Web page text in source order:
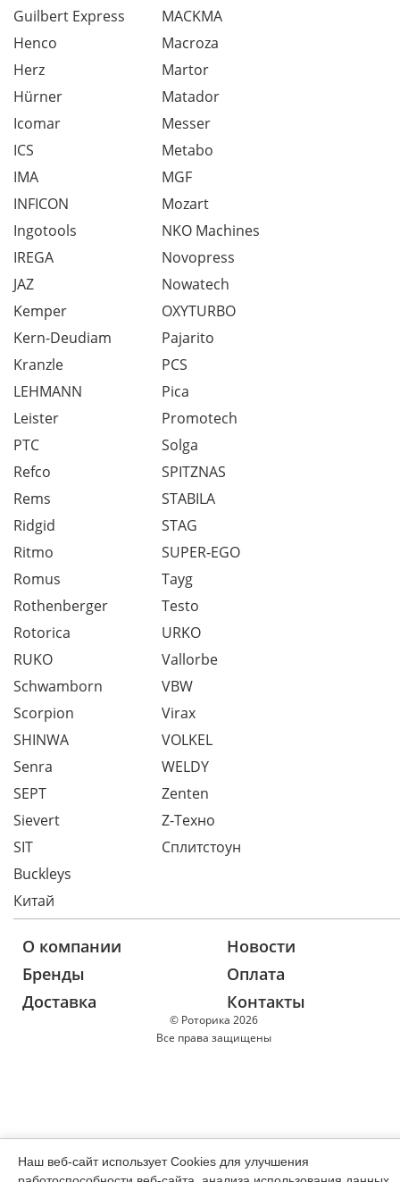
Guilbert Express
Henco
Herz
Hürner
Icomar
ICS
IMA
INFICON
Ingotools
IREGA
JAZ
Kemper
Kern-Deudiam
Kranzle
LEHMANN
Leister
MACKMA
Macroza
Martor
Matador
Messer
Metabo
MGF
Mozart
NKO Machines
Novopress
Nowatech
OXYTURBO
Pajarito
PCS
Pica
Promotech
PTC
Refco
Rems
Ridgid
Ritmo
Romus
Rothenberger
Rotorica
RUKO
Schwamborn
Scorpion
SHINWA
Senra
SEPT
Sievert
SIT
Solga
SPITZNAS
STABILA
STAG
SUPER-EGO
Tayg
Testo
URKO
Vallorbe
VBW
Virax
VOLKEL
WELDY
Zenten
Z-Техно
Сплитстоун
Buckleys
Китай
© Роторика 2026
Все права защищены
О компании
Новости
Бренды
Оплата
Доставка
Контакты
Наш веб-сайт использует Cookies для улучшения